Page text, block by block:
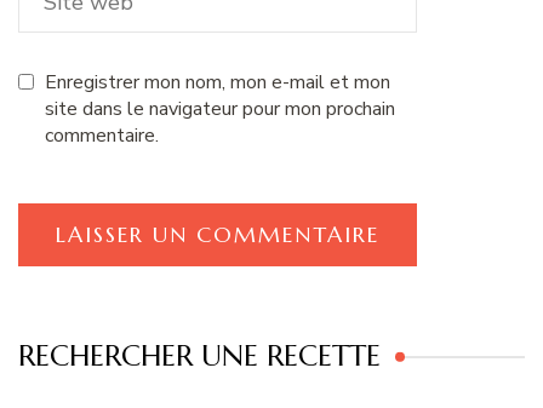
Enregistrer mon nom, mon e-mail et mon
site dans le navigateur pour mon prochain
commentaire.
RECHERCHER UNE RECETTE